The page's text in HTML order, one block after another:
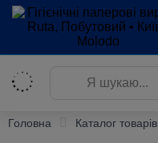
Головна Каталог товарів